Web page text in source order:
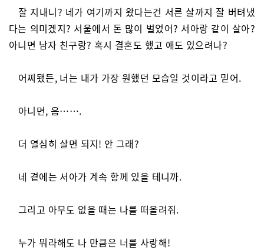
잘 지내니? 네가 여기까지 왔다는건 서른 살까지 잘 버텨냈
다는 의미겠지? 서울에서 돈 많이 벌었어? 서아랑 같이 살아?
아니면 남자 친구랑? 혹시 결혼도 했고 애도 있으려나?
어찌됐든, 너는 내가 가장 원했던 모습일 것이라고 믿어.
아니면, 음…….
더 열심히 살면 되지! 안 그래?
네 곁에는 서아가 계속 함께 있을 테니까.
그리고 아무도 없을 때는 나를 떠올려줘.
누가 뭐라해도 나 만큼은 너를 사랑해!